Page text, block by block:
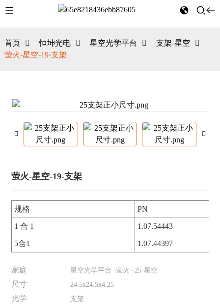
首页 恒坤光电 星空光学平台
支架-星空
萤火-星空-19-支架
萤火-星空-19-支架
规格 PN
1 合 1 1.07.54443
5合1 1.07.44397
家庭 星空光学平台 -萤火--25-星空
尺寸 24.5x24.5x4.25
光学 支架